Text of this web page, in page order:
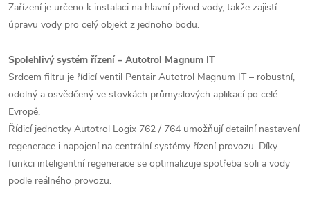
Zařízení je určeno k instalaci na hlavní přívod vody, takže zajistí
úpravu vody pro celý objekt z jednoho bodu.
Spolehlivý systém řízení – Autotrol Magnum IT
Srdcem filtru je řídicí ventil Pentair Autotrol Magnum IT – robustní,
odolný a osvědčený ve stovkách průmyslových aplikací po celé
Evropě.
Řídicí jednotky Autotrol Logix 762 / 764 umožňují detailní nastavení
regenerace i napojení na centrální systémy řízení provozu. Díky
funkci inteligentní regenerace se optimalizuje spotřeba soli a vody
podle reálného provozu.